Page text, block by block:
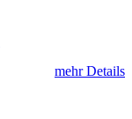
mehr Details